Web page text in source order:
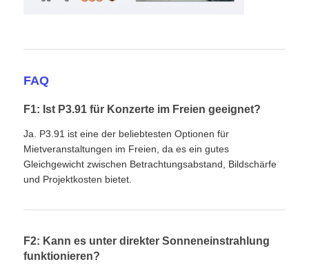
FAQ
F1: Ist P3.91 für Konzerte im Freien geeignet?
Ja. P3.91 ist eine der beliebtesten Optionen für
Mietveranstaltungen im Freien, da es ein gutes
Gleichgewicht zwischen Betrachtungsabstand, Bildschärfe
und Projektkosten bietet.
F2: Kann es unter direkter Sonneneinstrahlung
funktionieren?